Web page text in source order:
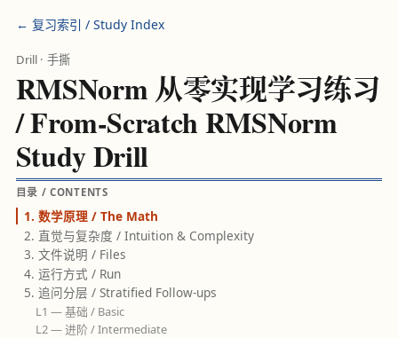
← 复习索引 / Study Index
Drill · 手撕
RMSNorm 从零实现学习练习
/ From-Scratch RMSNorm
Study Drill
目录 / CONTENTS
1. 数学原理 / The Math
2. 直觉与复杂度 / Intuition & Complexity
3. 文件说明 / Files
4. 运行方式 / Run
5. 追问分层 / Stratified Follow-ups
L1 — 基础 / Basic
L2 — 进阶 / Intermediate